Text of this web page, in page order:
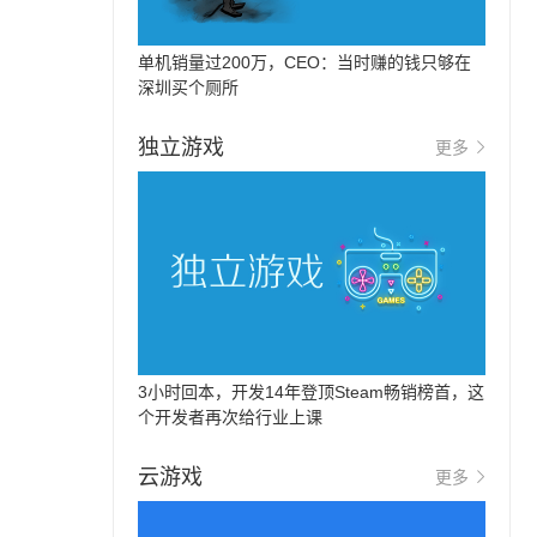
单机销量过200万，CEO：当时赚的钱只够在
深圳买个厕所
独立游戏 更多
3小时回本，开发14年登顶Steam畅销榜首，这
个开发者再次给行业上课
云游戏 更多